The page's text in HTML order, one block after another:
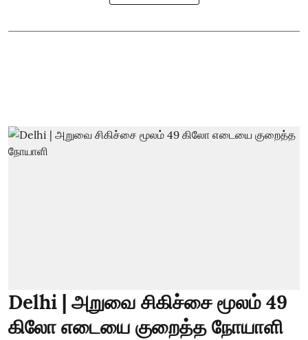
Delhi | அறுவை சிகிச்சை மூலம் 49
கிலோ எடையை குறைத்த நோயாளி